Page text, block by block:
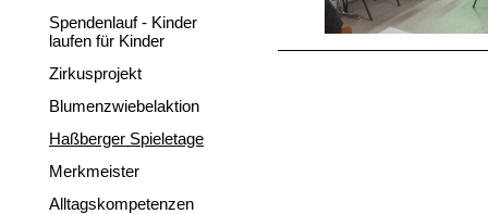
Spendenlauf - Kinder
laufen für Kinder
Zirkusprojekt
Blumenzwiebelaktion
Haßberger Spieletage
Merkmeister
Alltagskompetenzen